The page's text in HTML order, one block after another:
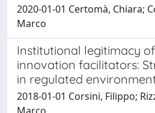
2020-01-01 Certomà, Chiara;
Marco
Institutional legitimacy
innovation facilitators:
in regulated
2018-01-01 Corsini, Filippo;
Marco